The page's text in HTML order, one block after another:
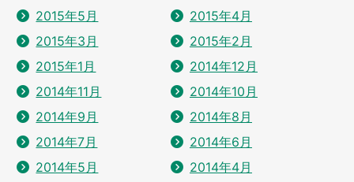
2015年5月
2015年4月
2015年3月
2015年2月
2015年1月
2014年12月
2014年11月
2014年10月
2014年9月
2014年8月
2014年7月
2014年6月
2014年5月
2014年4月